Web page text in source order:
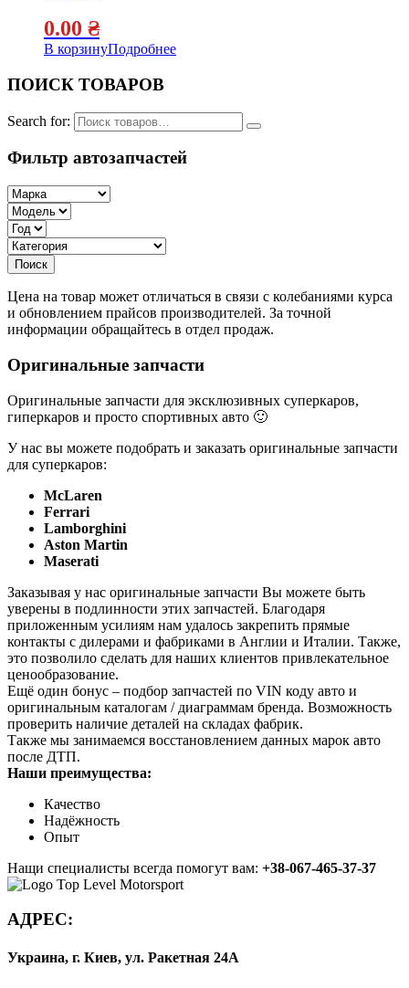
0.00 ₴
В корзинуПодробнее
ПОИСК ТОВАРОВ
Search for:
Фильтр автозапчастей
Цена на товар может отличаться в связи с колебаниями курса
и обновлением прайсов производителей. За точной
информации обращайтесь в отдел продаж.
Оригинальные запчасти
Оригинальные запчасти для эксклюзивных суперкаров,
гиперкаров и просто спортивных авто 🙂
У нас вы можете подобрать и заказать оригинальные запчасти
для суперкаров:
McLaren
Ferrari
Lamborghini
Aston Martin
Maserati
Заказывая у нас оригинальные запчасти Вы можете быть
уверены в подлинности этих запчастей. Благодаря
приложенным усилиям нам удалось закрепить прямые
контакты с дилерами и фабриками в Англии и Италии. Также,
это позволило сделать для наших клиентов привлекательное
ценообразование.
Ещё один бонус – подбор запчастей по VIN коду авто и
оригинальным каталогам / диаграммам бренда. Возможность
проверить наличие деталей на складах фабрик.
Также мы занимаемся восстановлением данных марок авто
после ДТП.
Наши преимущества:
Качество
Надёжность
Опыт
Нащи специалисты всегда помогут вам: +38-067-465-37-37
АДРЕС:
Украина, г. Киев, ул. Ракетная 24А